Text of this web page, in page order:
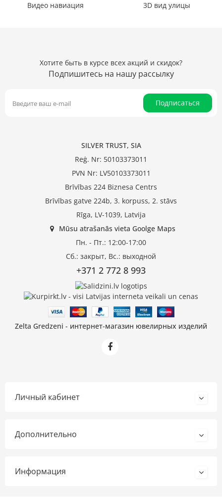
Видео навиация 3D вид улицы
Хотите быть в курсе всех акций и скидок?
Подпишитесь на нашу рассылку
Подписаться
SILVER TRUST, SIA
Reģ. Nr: 50103373011
PVN Nr: LV50103373011
Brīvības 224 Biznesa Centrs
Brīvības gatve 224b, 3. korpuss, 2. stāvs
Rīga, LV-1039, Latvija
Mūsu atrašanās vieta Goolge Maps
Пн. - Пт.: 12:00-17:00
Сб.: закрыт, Вс.: выходной
+371 2 772 8 993
Zelta Gredzeni - интернет-магазин ювелирных изделий
Личный кабинет
Дополнительно
Информация